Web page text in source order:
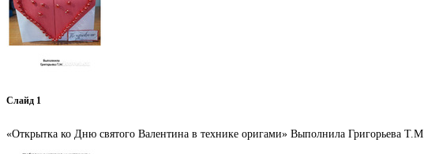
Слайд 1
«Открытка ко Дню святого Валентина в технике оригами» Выполнила Григорьева Т.М